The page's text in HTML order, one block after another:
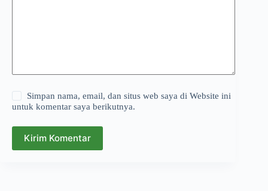
Simpan nama, email, dan situs web saya di Website ini
untuk komentar saya berikutnya.
Kirim Komentar